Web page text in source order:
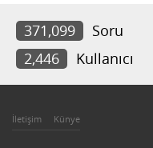
371,099 Soru
2,446
Kullanıcı
İletişim Künye